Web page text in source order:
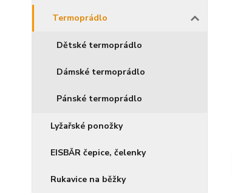
Termoprádlo
Dětské termoprádlo
Dámské termoprádlo
Pánské termoprádlo
Lyžařské ponožky
EISBÄR čepice, čelenky
Rukavice na běžky